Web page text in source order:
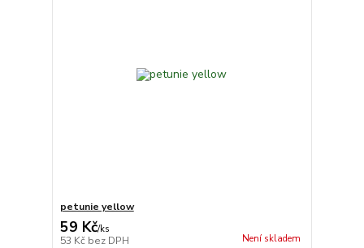
petunie yellow
59 Kč/ks
53 Kč bez DPH Není skladem